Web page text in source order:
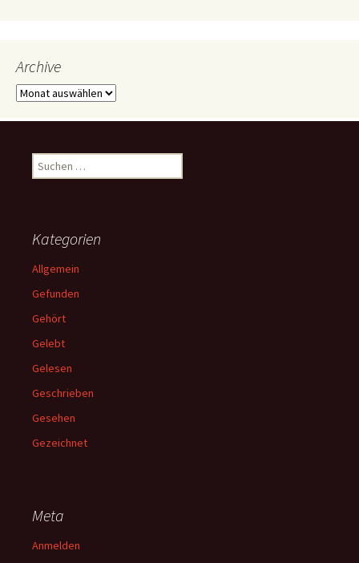
Archive
Archive
Suchen
nach:
Kategorien
Allgemein
Gefunden
Gehört
Gelebt
Gelesen
Geschrieben
Gesehen
Gezeichnet
Meta
Anmelden